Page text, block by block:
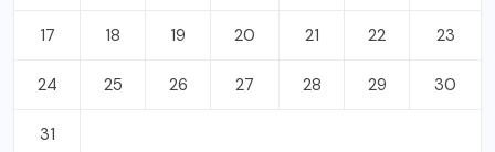
17 18 19 20 21 22 23
24 25 26 27 28 29 30
31